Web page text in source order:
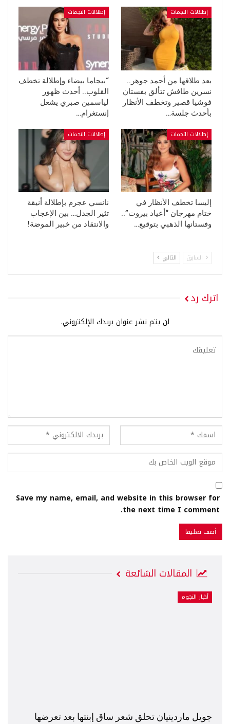
إطلالات النجمات
بعد طلاقها من أحمد جوهر..
نسرين طافش تتألق بفستان
فوشيا قصير وتخطف الأنظار
بأحدث جلسة…
إطلالات النجمات
“بيجاما بيضاء وإطلالة تخطف
القلوب.. أحدث ظهور
لياسمين صبري يشعل
إنستغرام…
إطلالات النجمات
إليسا تخطف الأنظار في
ختام مهرجان “أعياد بيروت”..
وفستانها الذهبي بتوقيع…
إطلالات النجمات
نانسي عجرم بإطلالة أنيقة
تثير الجدل… بين الإعجاب
والانتقاد من خبير الموضة!
السابق التالي
اترك رد
لن يتم نشر عنوان بريدك الإلكتروني.
Save my name, email, and website in this browser for
the next time I comment.
المقالات الشائعة
أخبار النجوم
جويل ماردينيان تحلق شعر ساق إبنتها بعد تعرضها